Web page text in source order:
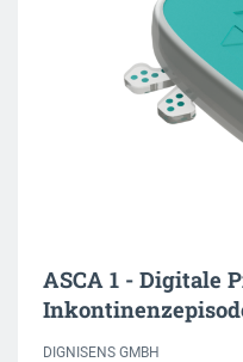
ASCA 1 - Digitale
DIGNISENS GMBH